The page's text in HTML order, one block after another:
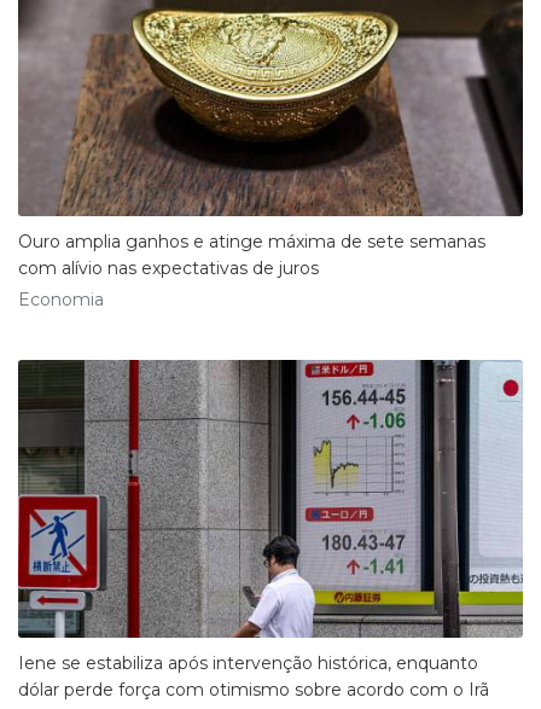
Ouro amplia ganhos e atinge máxima de sete semanas
com alívio nas expectativas de juros
Economia
Iene se estabiliza após intervenção histórica, enquanto
dólar perde força com otimismo sobre acordo com o Irã